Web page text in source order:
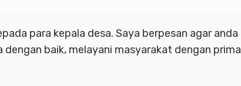
para kepala desa. Saya berpesan agar anda
baik, melayani masyarakat dengan prima